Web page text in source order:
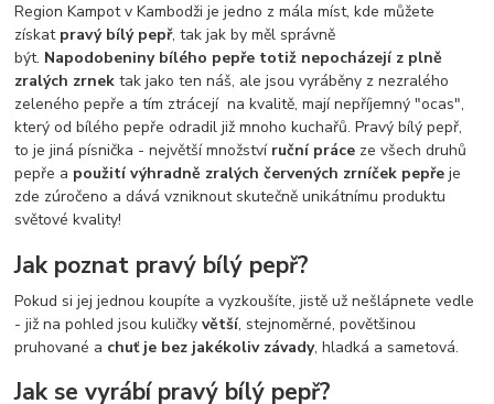
Region Kampot v Kambodži je jedno z mála míst, kde můžete
získat pravý bílý pepř, tak jak by měl správně
být. Napodobeniny bílého pepře totiž nepocházejí z plně
zralých zrnek tak jako ten náš, ale jsou vyráběny z nezralého
zeleného pepře a tím ztrácejí na kvalitě, mají nepříjemný "ocas",
který od bílého pepře odradil již mnoho kuchařů. Pravý bílý pepř,
to je jiná písnička - největší množství ruční práce ze všech druhů
pepře a použití výhradně zralých červených zrníček pepře je
zde zúročeno a dává vzniknout skutečně unikátnímu produktu
světové kvality!
Jak poznat pravý bílý pepř?
Pokud si jej jednou koupíte a vyzkoušíte, jistě už nešlápnete vedle
- již na pohled jsou kuličkyvětší, stejnoměrné, povětšinou
pruhované a chuť je bez jakékoliv závady, hladká a sametová.
Jak se vyrábí pravý bílý pepř?